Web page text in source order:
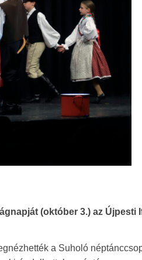
(október 3.) az Újpesti
a Suholó